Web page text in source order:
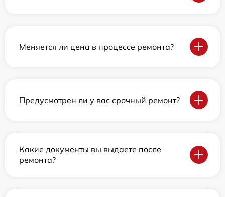
Меняется ли цена в процессе ремонта?
Предусмотрен ли у вас срочный ремонт?
Какие документы вы выдаете после
ремонта?